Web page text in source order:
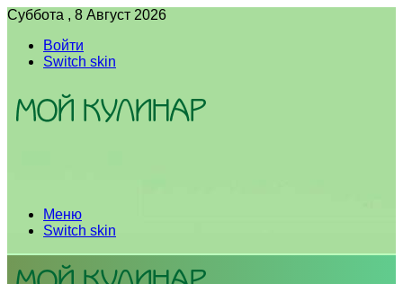
Суббота , 8 Август 2026
Войти
Switch skin
Меню
Switch skin